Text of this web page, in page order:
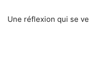
Une réflexion qui se